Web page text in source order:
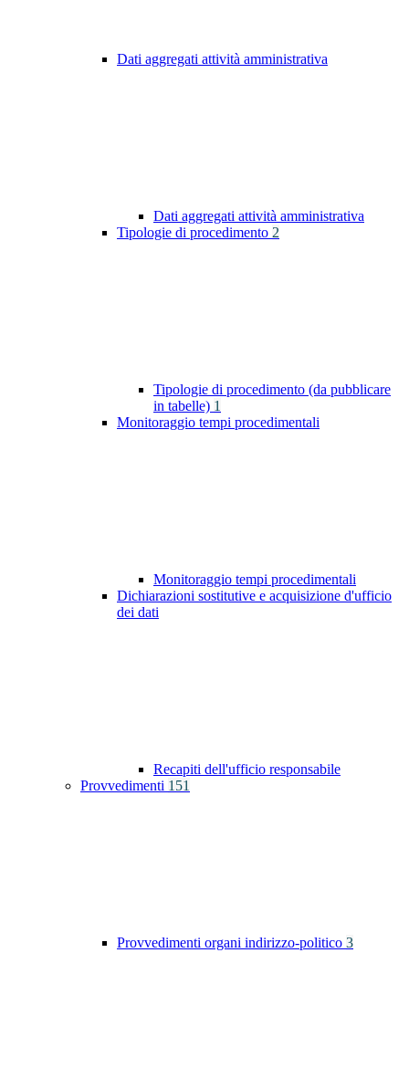
Dati aggregati attività amministrativa
Dati aggregati attività amministrativa
Tipologie di procedimento 2
Tipologie di procedimento (da pubblicare
in tabelle) 1
Monitoraggio tempi procedimentali
Monitoraggio tempi procedimentali
Dichiarazioni sostitutive e acquisizione d'ufficio
dei dati
Recapiti dell'ufficio responsabile
Provvedimenti 151
Provvedimenti organi indirizzo-politico 3